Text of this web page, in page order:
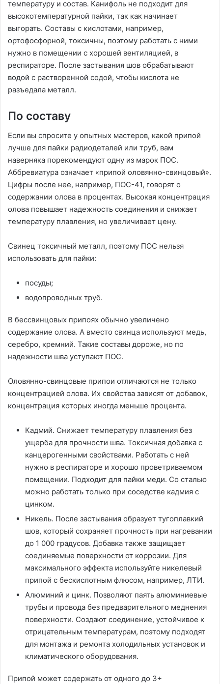
температуру и состав. Канифоль не подходит для
высокотемпературной пайки, так как начинает
выгорать. Составы с кислотами, например,
ортофосфорной, токсичны, поэтому работать с ними
нужно в помещении с хорошей вентиляцией, в
респираторе. После застывания шов обрабатывают
водой с растворенной содой, чтобы кислота не
разъедала металл.
По составу
Если вы спросите у опытных мастеров, какой припой
лучше для пайки радиодеталей или труб, вам
наверняка порекомендуют одну из марок ПОС.
Аббревиатура означает «припой оловянно-свинцовый».
Цифры после нее, например, ПОС-41, говорят о
содержании олова в процентах. Высокая концентрация
олова повышает надежность соединения и снижает
температуру плавления, но увеличивает цену.
Свинец токсичный металл, поэтому ПОС нельзя
использовать для пайки:
посуды;
водопроводных труб.
В бессвинцовых припоях обычно увеличено
содержание олова. А вместо свинца используют медь,
серебро, кремний. Такие составы дороже, но по
надежности шва уступают ПОС.
Оловянно-свинцовые припои отличаются не только
концентрацией олова. Их свойства зависят от добавок,
концентрация которых иногда меньше процента.
Кадмий. Снижает температуру плавления без
ущерба для прочности шва. Токсичная добавка с
канцерогенными свойствами. Работать с ней
нужно в респираторе и хорошо проветриваемом
помещении. Подходит для пайки меди. Со сталью
можно работать только при соседстве кадмия с
цинком.
Никель. После застывания образует тугоплавкий
шов, который сохраняет прочность при нагревании
до 1 000 градусов. Добавка также защищает
соединяемые поверхности от коррозии. Для
максимального эффекта используйте никелевый
припой с бескислотным флюсом, например, ЛТИ.
Алюминий и цинк. Позволяют паять алюминиевые
трубы и провода без предварительного меднения
поверхности. Создают соединение, устойчивое к
отрицательным температурам, поэтому подходят
для монтажа и ремонта холодильных установок и
климатического оборудования.
Припой может содержать от одного до 3+